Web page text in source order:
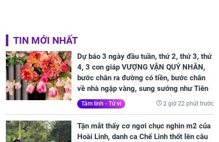
TIN MỚI NHẤT
Dự báo 3 ngày đầu tuần, thứ 2, thứ 3, thứ
4, 3 con giáp VƯỢNG VẬN QUÝ NHÂN,
bước chân ra đường có tiền, bước chân
về nhà ngập vàng, sung sướng như Tiên
Tâm linh - Tử vi 2 giờ 22 phút trước
Tận mắt thấy cơ ngơi chục nghìn m2 của
Hoài Linh, danh ca Chế Linh thốt lên câu